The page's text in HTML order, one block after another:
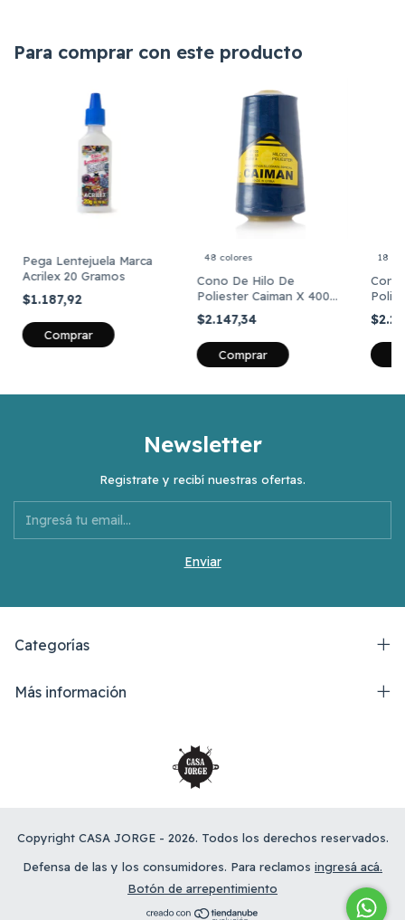
Para comprar con este producto
Pega Lentejuela Marca
Acrilex 20 Gramos
$1.187,92
48 colores
Cono De Hilo De
Poliester Caiman X 4000
Metros Colores 2
$2.147,34
Comprar
18
Cono
4000
Newsletter
Registrate y recibí nuestras ofertas.
Categorías
Más información
Copyright CASA JORGE - 2026. Todos los derechos reservados.
Defensa de las y los consumidores. Para reclamos ingresá acá.
Botón de arrepentimiento